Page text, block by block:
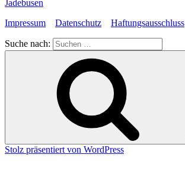
Jadebusen
Impressum
Datenschutz Haftungsausschluss
Suche nach:
Stolz präsentiert von WordPress